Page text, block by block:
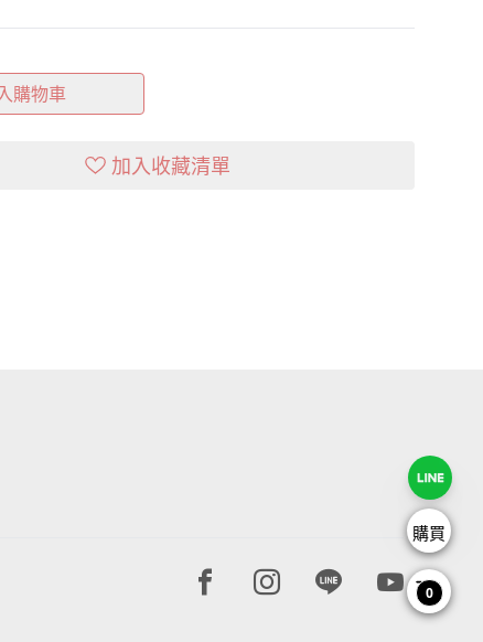
購物車
加入收藏清單
Facebook page
Instagram page
Line pageYoutube
購買
0